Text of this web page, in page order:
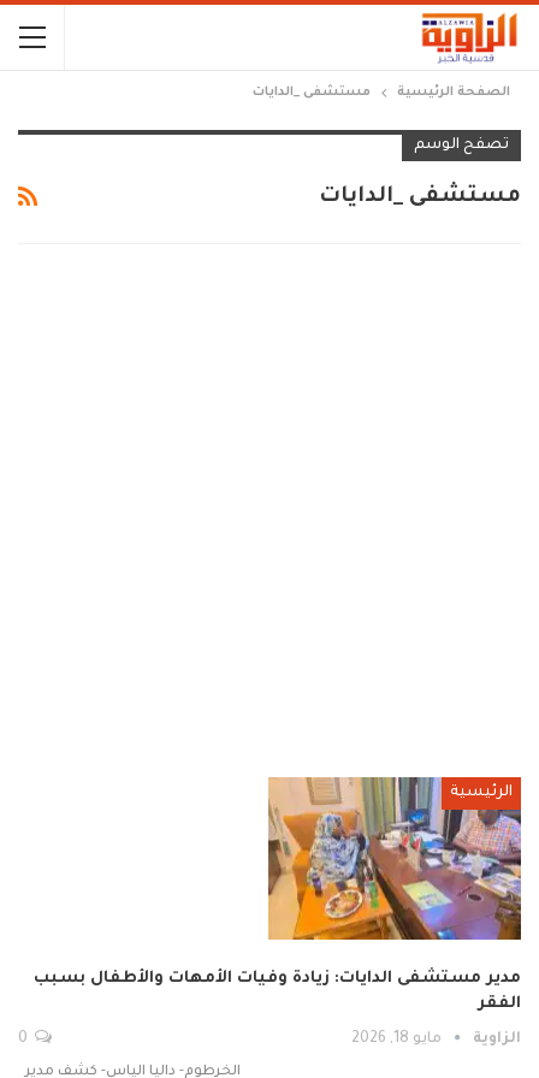
الصفحة الرئيسية مستشفى _الدايات
تصفح الوسم
مستشفى _الدايات
الرئيسية
مدير مستشفى الدايات: زيادة وفيات الأمهات والأطفال بسبب
الفقر
الزاوية مايو 18, 2026
الخرطوم- داليا الياس- كشف مدير